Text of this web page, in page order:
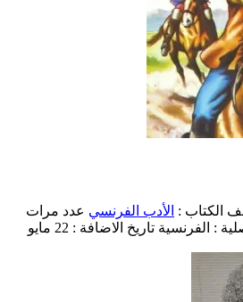
الكتاب : الأدب الفرنسي عدد مرات
: الفرنسية
تاريخ الاضافة : 22 مايو